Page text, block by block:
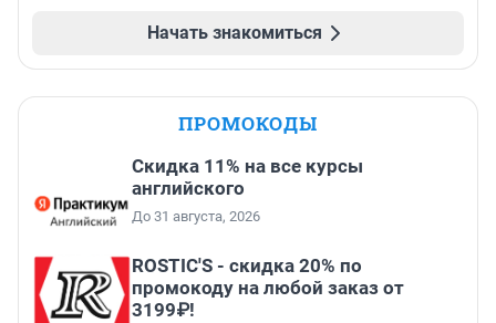
Начать знакомиться
ПРОМОКОДЫ
Скидка 11% на все курсы
английского
До 31 августа, 2026
ROSTIC'S - скидка 20% по
промокоду на любой заказ от
3199₽!